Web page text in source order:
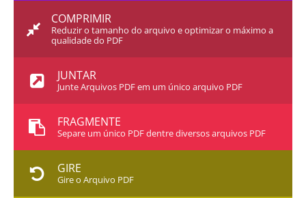
COMPRIMIR
Reduzir o tamanho do arquivo e optimizar o máximo a
qualidade do PDF
JUNTAR
Junte Arquivos PDF em um único arquivo PDF
FRAGMENTE
Separe um único PDF dentre diversos arquivos PDF
GIRE
Gire o Arquivo PDF